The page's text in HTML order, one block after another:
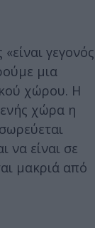
γεγονός
μια
χώρου. Η
χώρα η
να είναι σε
μακριά από